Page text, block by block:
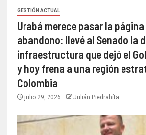
GESTIÓN ACTUAL
Urabá merece pasar la página
abandono: llevé al Senado la
infraestructura que dejó el
y hoy frena a una región
Colombia
julio 29, 2026 Julián Piedrahíta